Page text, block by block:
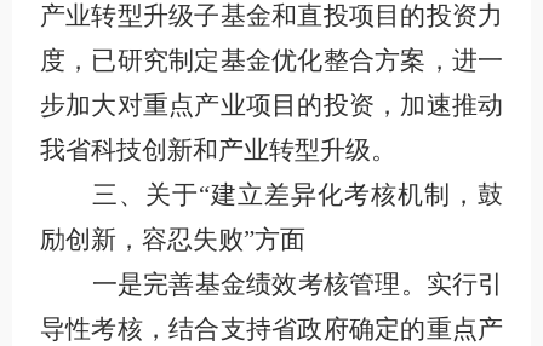
产业转型升级子基金和直投项目的投资力
度，已研究制定基金优化整合方案，进一
步加大对重点产业项目的投资，加速推动
我省科技创新和产业转型升级。
三、关于“建立差异化考核机制，鼓
励创新，容忍失败”方面
一是完善基金绩效考核管理。实行引
导性考核，结合支持省政府确定的重点产